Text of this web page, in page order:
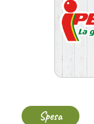
Spesa